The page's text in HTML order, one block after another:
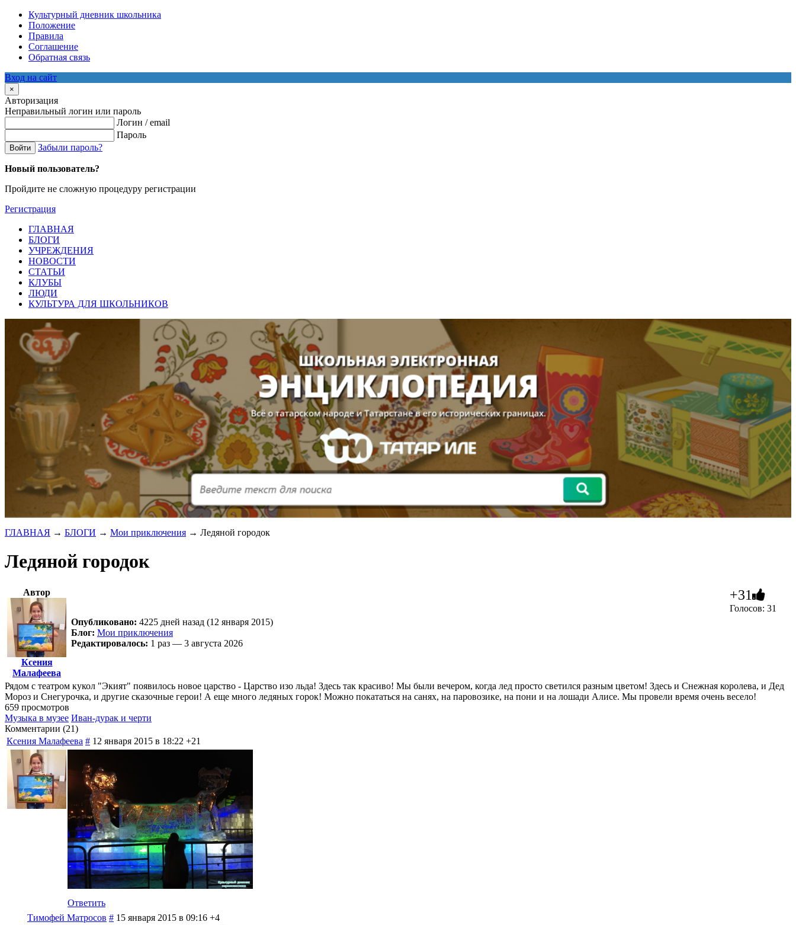
Культурный дневник школьника
Положение
Правила
Соглашение
Обратная связь
Вход на сайт
×
Авторизация
Неправильный логин или пароль
Логин / email
Пароль
Войти Забыли пароль?
Новый пользователь?
Пройдите не сложную процедуру регистрации
Регистрация
ГЛАВНАЯ
БЛОГИ
УЧРЕЖДЕНИЯ
НОВОСТИ
СТАТЬИ
КЛУБЫ
ЛЮДИ
КУЛЬТУРА ДЛЯ ШКОЛЬНИКОВ
ГЛАВНАЯ → БЛОГИ → Мои приключения → Ледяной городок
Ледяной городок
Автор
Ксения
Малафеева
Опубликовано: 4225 дней назад (12 января 2015)
Блог: Мои приключения
Редактировалось: 1 раз — 3 августа 2026
+31
Голосов: 31
Рядом с театром кукол "Экият" появилось новое царство - Царство изо льда! Здесь так красиво! Мы были вечером, когда лед просто светился разным цветом! Здесь и Снежная королева, и Дед
Мороз и Снегурочка, и другие сказочные герои! А еще много ледяных горок! Можно покататься на санях, на паровозике, на пони и на лошади Алисе. Мы провели время очень весело!
659 просмотров
Музыка в музее Иван-дурак и черти
Комментарии (21)
Ксения Малафеева # 12 января 2015 в 18:22 +21
Ответить
Тимофей Матросов # 15 января 2015 в 09:16 +4